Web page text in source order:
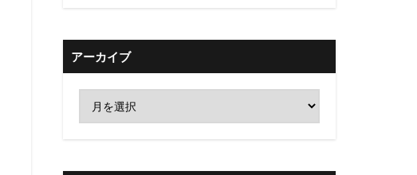
アーカイブ